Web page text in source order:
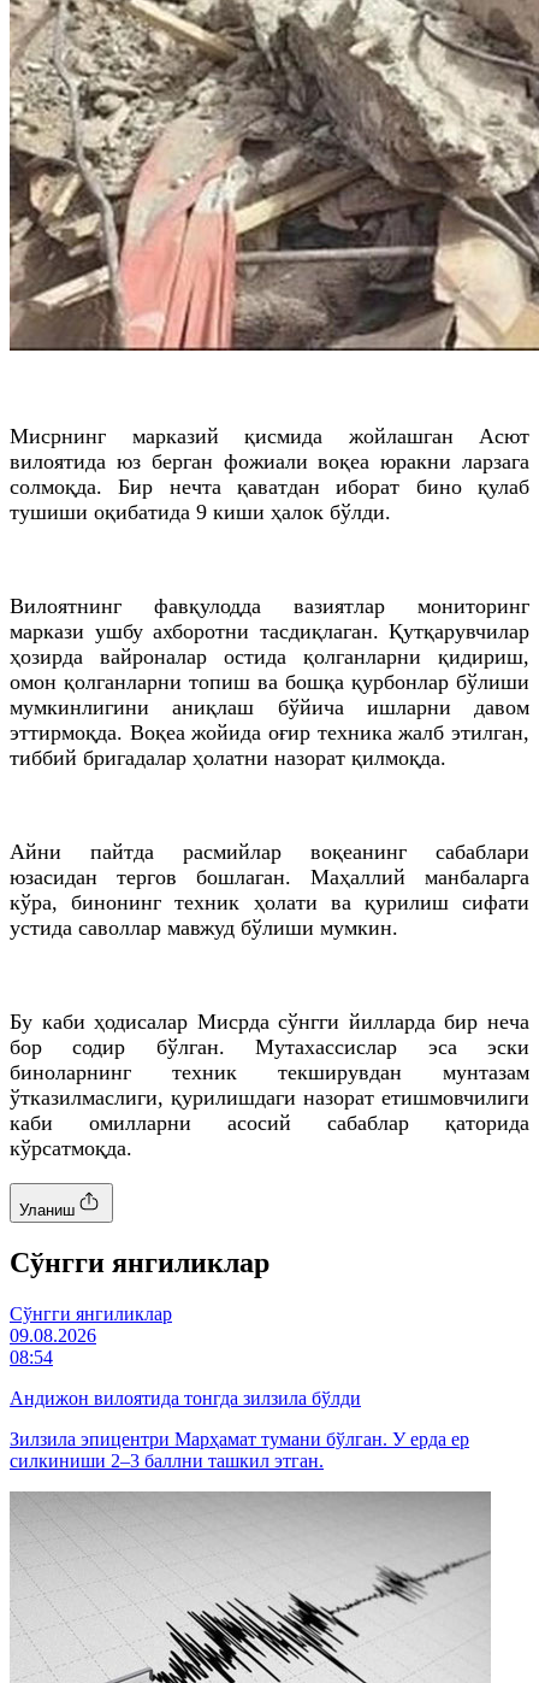
Мисрнинг марказий қисмида жойлашган Асют
вилоятида юз берган фожиали воқеа юракни ларзага
солмоқда. Бир нечта қаватдан иборат бино қулаб
тушиши оқибатида 9 киши ҳалок бўлди.
Вилоятнинг фавқулодда вазиятлар мониторинг
маркази ушбу ахборотни тасдиқлаган. Қутқарувчилар
ҳозирда вайроналар остида қолганларни қидириш,
омон қолганларни топиш ва бошқа қурбонлар бўлиши
мумкинлигини аниқлаш бўйича ишларни давом
эттирмоқда. Воқеа жойида оғир техника жалб этилган,
тиббий бригадалар ҳолатни назорат қилмоқда.
Айни пайтда расмийлар воқеанинг сабаблари
юзасидан тергов бошлаган. Маҳаллий манбаларга
кўра, бинонинг техник ҳолати ва қурилиш сифати
устида саволлар мавжуд бўлиши мумкин.
Бу каби ҳодисалар Мисрда сўнгги йилларда бир неча
бор содир бўлган. Мутахассислар эса эски
биноларнинг техник текширувдан мунтазам
ўтказилмаслиги, қурилишдаги назорат етишмовчилиги
каби омилларни асосий сабаблар қаторида
кўрсатмоқда.
Уланиш
Cўнгги янгиликлар
Cўнгги янгиликлар
09.08.2026
08:54
Андижон вилоятида тонгда зилзила бўлди
Зилзила эпицентри Марҳамат тумани бўлган. У ерда ер
силкиниши 2–3 баллни ташкил этган.